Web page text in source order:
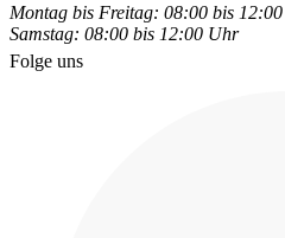
Montag bis Freitag: 08:00 bis
Samstag: 08:00 bis 12:00 Uhr
Folge uns